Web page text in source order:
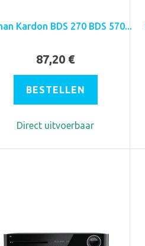
Kardon BDS 270 BDS 570...
87,20 €
BESTELLEN
Direct uitvoerbaar